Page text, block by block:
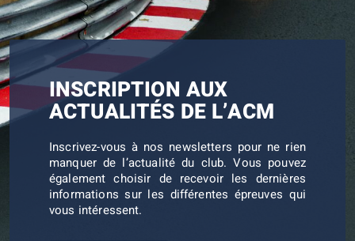
INSCRIPTION AUX
ACTUALITÉS DE L’ACM
Inscrivez-vous à nos newsletters pour ne rien
manquer de l’actualité du club. Vous pouvez
également choisir de recevoir les dernières
informations sur les différentes épreuves qui
vous intéressent.